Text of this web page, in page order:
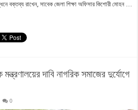
বক্তব্য রাখেন, সাবেক জেলা শিক্ষা অফিসার কিশোরী মোহন …
দাবি নাগরিক সমাজের দুর্যোগে
0